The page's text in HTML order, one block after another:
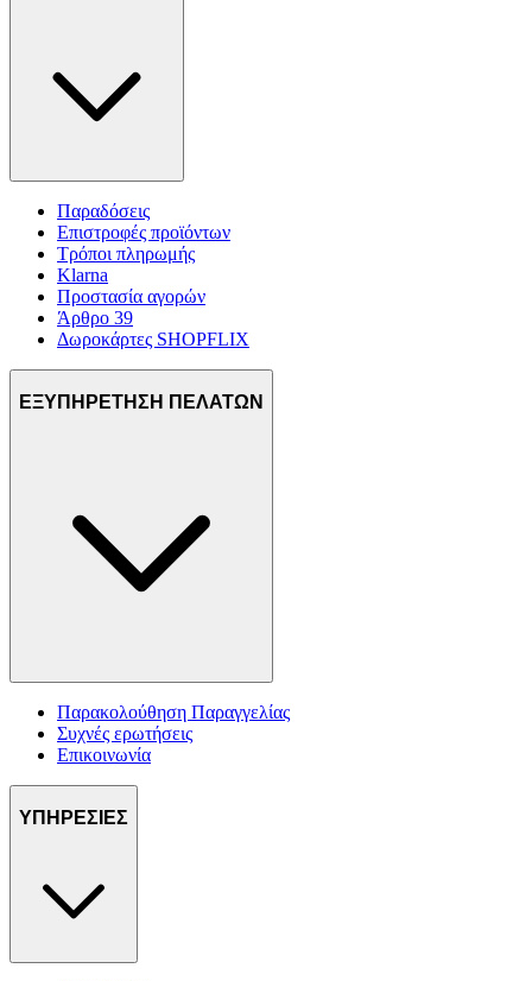
πληροφορίες σχετικά με την από μέρους σας χρήση της
τοποθεσίας μας στους συνεργάτες μέσων κοινωνικής
δικτύωσης, διαφημίσεων και ανάλυσης.
Παραδόσεις
Επιστροφές προϊόντων
Τρόποι πληρωμής
Klarna
Προστασία αγορών
Άρθρο 39
Δωροκάρτες SHOPFLIX
ΕΞΥΠΗΡΕΤΗΣΗ ΠΕΛΑΤΩΝ
Παρακολούθηση Παραγγελίας
Συχνές ερωτήσεις
Επικοινωνία
ΥΠΗΡΕΣΙΕΣ